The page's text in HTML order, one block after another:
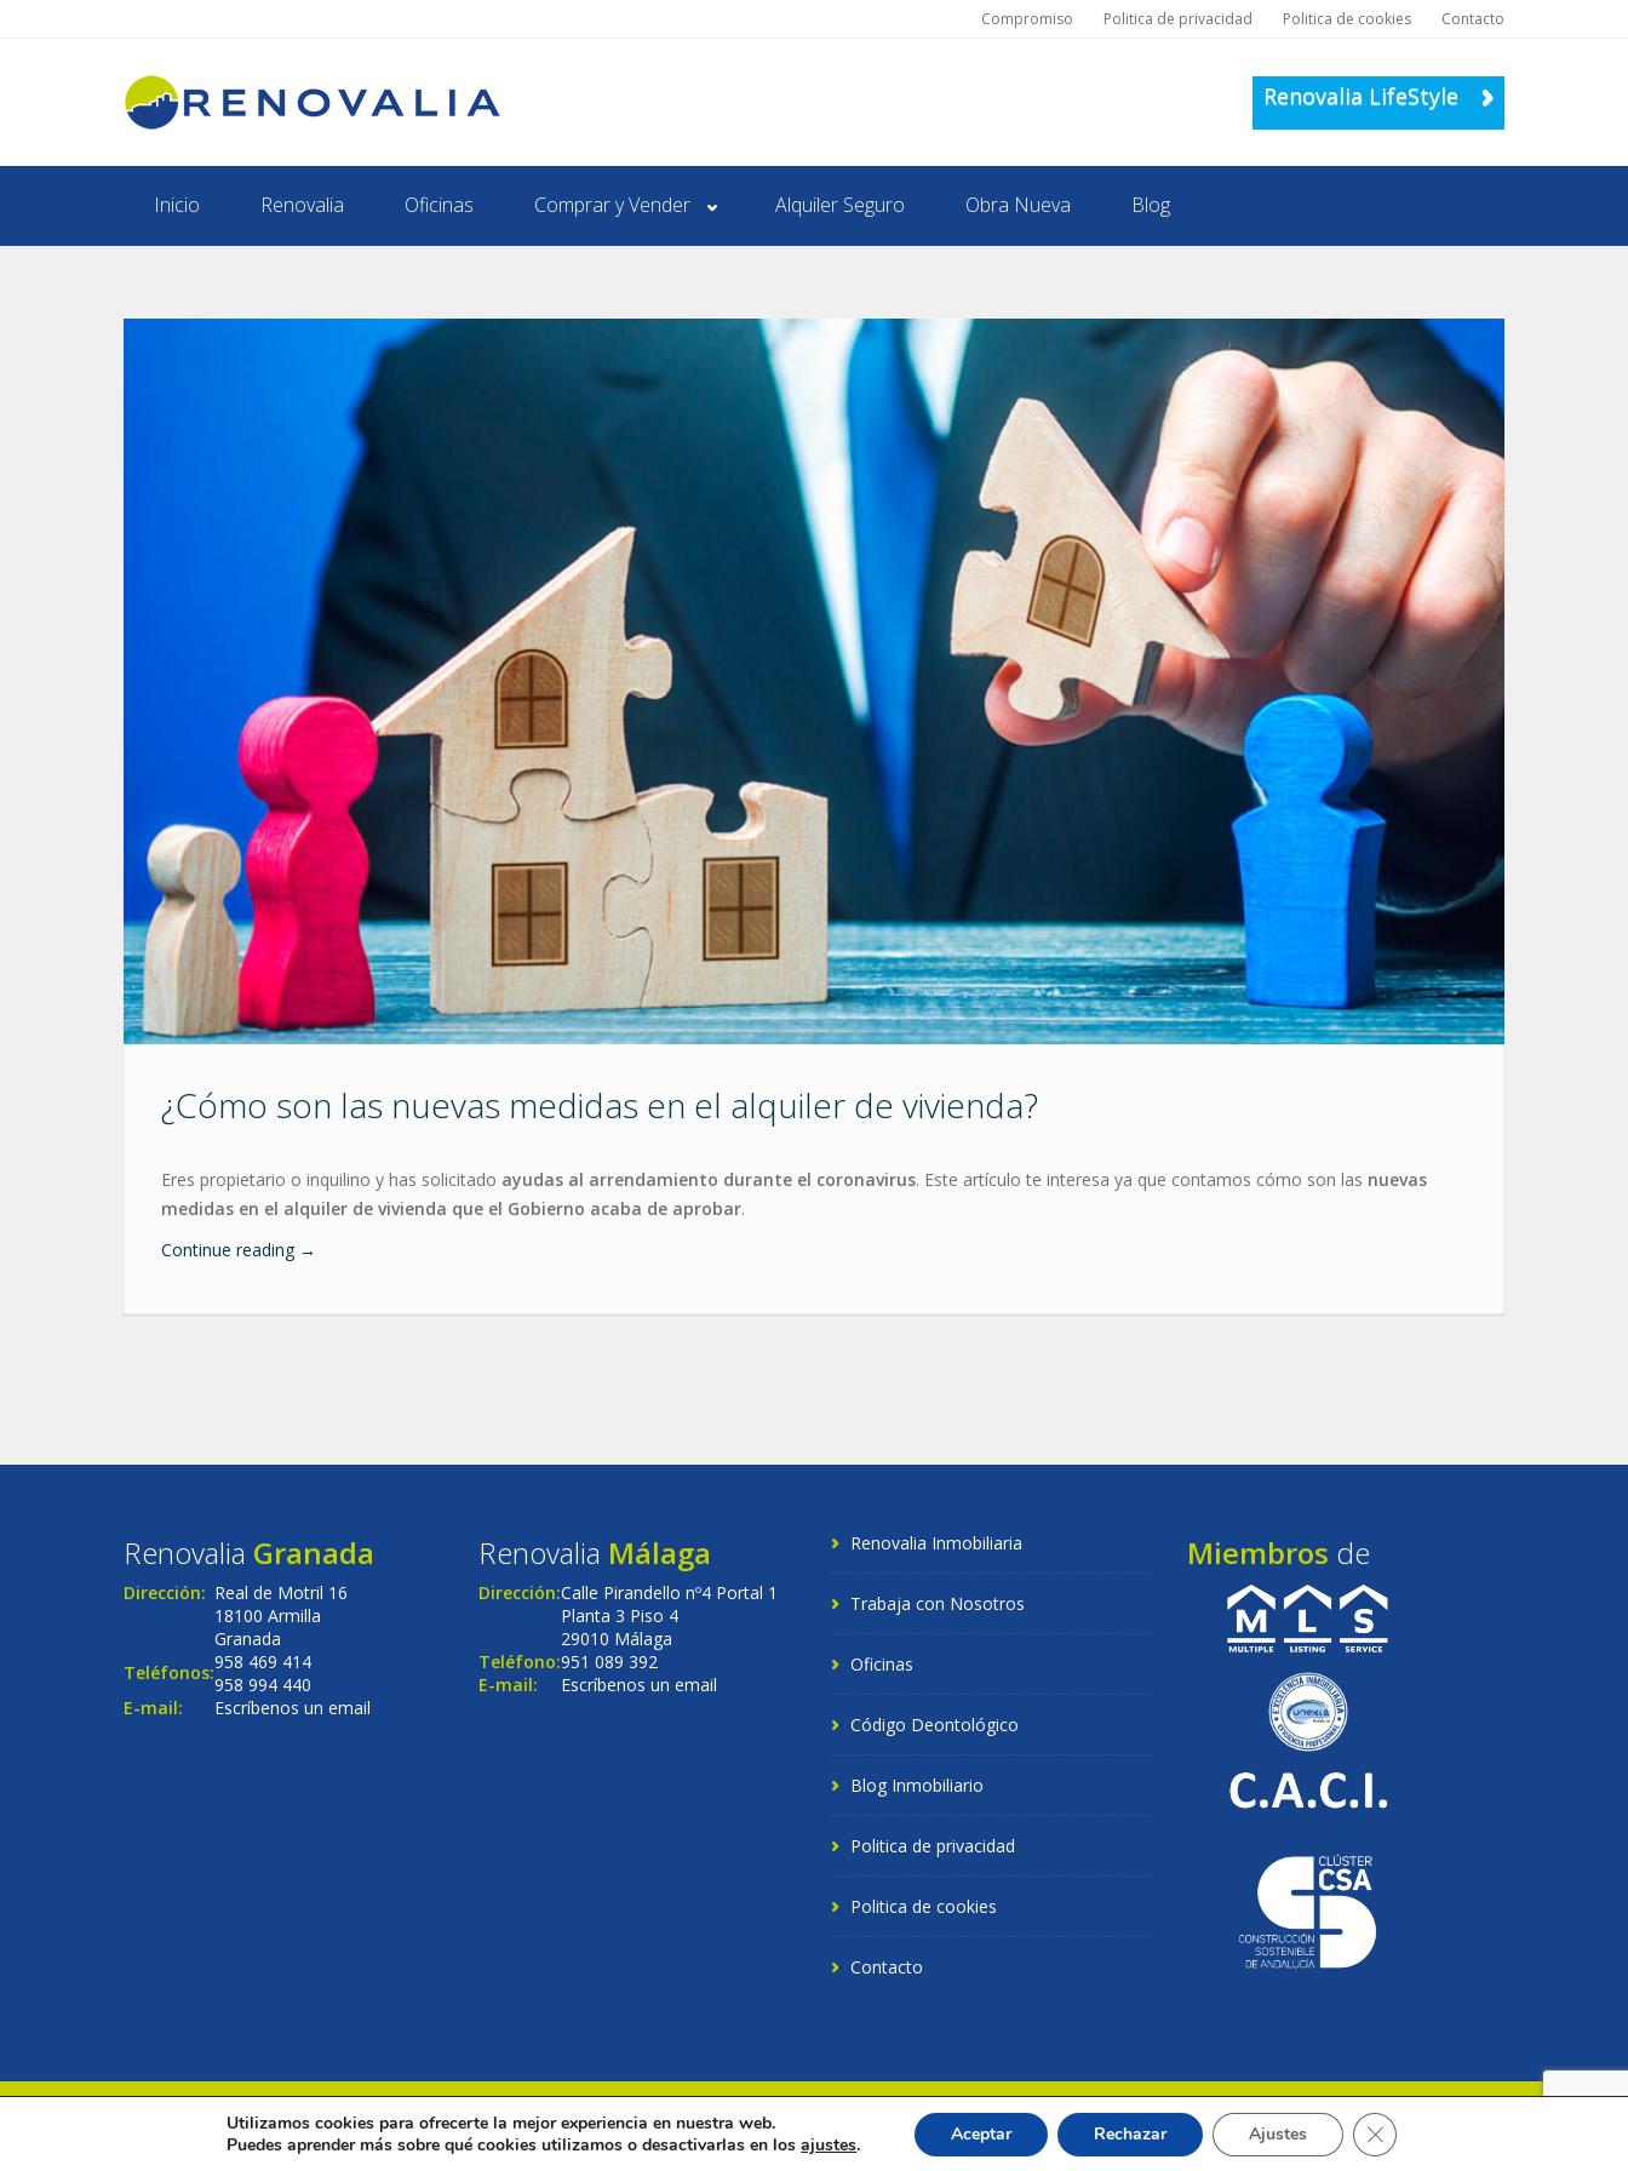
Compromiso Politica de privacidad Politica de cookies Contacto
Renovalia LifeStyle
Inicio Renovalia Oficinas Comprar y Vender Alquiler Seguro Obra Nueva Blog
¿Cómo son las nuevas medidas en el alquiler de vivienda?
Eres propietario o inquilino y has solicitado ayudas al arrendamiento durante el coronavirus. Este artículo te interesa ya que contamos cómo son las nuevas
medidas en el alquiler de vivienda que el Gobierno acaba de aprobar.
Continue reading →
Renovalia Granada
Dirección: Real de Motril 16
18100 Armilla
Granada
Teléfonos:958 469 414
958 994 440
E-mail:
Escríbenos un email
Renovalia Málaga
Dirección:Calle Pirandello nº4 Portal 1
Planta 3 Piso 4
29010 Málaga
Teléfono:951 089 392
E-mail:
Escríbenos un email
Renovalia Inmobiliaria
Trabaja con Nosotros
Oficinas
Código Deontológico
Blog Inmobiliario
Politica de privacidad
Politica de cookies
Contacto
Miembros de
© Copyright 2016Renovalia Inmobiliaria . Todos los derechos reservados.
Utilizamos cookies para ofrecerte la mejor experiencia en nuestra web.
Puedes aprender más sobre qué cookies utilizamos o desactivarlas en losajustes. Aceptar Rechazar Ajustes Cerrar el banner de cookies